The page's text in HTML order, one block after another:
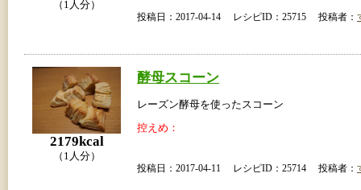
（1人分）
投稿日：2017-04-14 レシピID：25715 投稿者：
2179kcal
（1人分）
酵母スコーン
レーズン酵母を使ったスコーン
控えめ：
投稿日：2017-04-11 レシピID：25714 投稿者：